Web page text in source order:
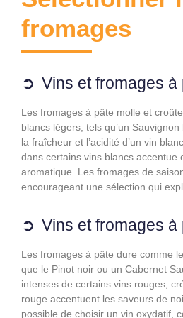
fromages
Vins et fromages
Les fromages à pâte molle et
blancs légers, tels qu’un
la fraîcheur et l’acidité d’un vin
dans certains vins blancs accentue
aromatique. Les fromages de
encourageant une sélection qui
Vins et fromages
Les fromages à pâte dure comme
que le Pinot noir ou un Cabernet
intenses de certains vins rouges,
rouge accentuent les saveurs de
possible de choisir un vin oxydatif,